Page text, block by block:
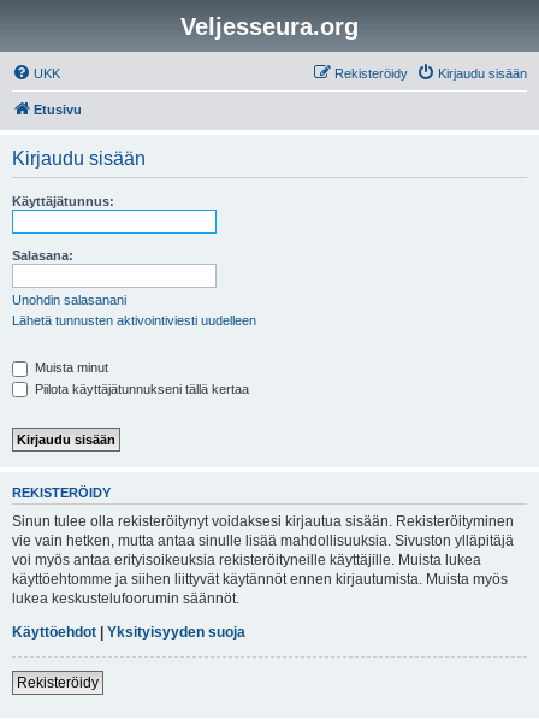
Veljesseura.org
UKK Kirjaudu sisään
Rekisteröidy
Etusivu
Kirjaudu sisään
Käyttäjätunnus:
Salasana:
Unohdin salasanani
Lähetä tunnusten aktivointiviesti uudelleen
Muista minut
Piilota käyttäjätunnukseni tällä kertaa
REKISTERÖIDY
Sinun tulee olla rekisteröitynyt voidaksesi kirjautua sisään. Rekisteröityminen
vie vain hetken, mutta antaa sinulle lisää mahdollisuuksia. Sivuston ylläpitäjä
voi myös antaa erityisoikeuksia rekisteröityneille käyttäjille. Muista lukea
käyttöehtomme ja siihen liittyvät käytännöt ennen kirjautumista. Muista myös
lukea keskustelufoorumin säännöt.
Käyttöehdot | Yksityisyyden suoja
Rekisteröidy